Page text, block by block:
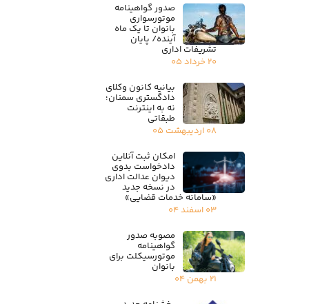
صدور گواهینامه
موتورسواری
بانوان تا یک ماه
آینده/ پایان
تشریفات اداری
۲۰ خرداد ۰۵
بیانیه کانون وکلای
دادگستری سمنان؛
نه به اینترنت
طبقاتی
۰۸ اردیبهشت ۰۵
امکان ثبت آنلاین
دادخواست بدوی
دیوان عدالت اداری
در نسخه جدید
«سامانه خدمات قضایی»
۰۳ اسفند ۰۴
مصوبه صدور
گواهینامه
موتورسیکلت برای
بانوان
۲۱ بهمن ۰۴